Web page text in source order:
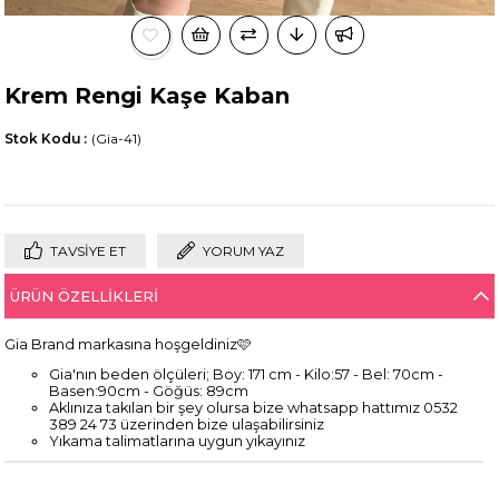
Krem Rengi Kaşe Kaban
(Gia-41)
Stok Kodu
TAVSIYE ET YORUM YAZ
ÜRÜN ÖZELLIKLERI
Gia Brand markasına hoşgeldiniz🩷
Gia'nın beden ölçüleri; Boy: 171 cm - Kilo:57 - Bel: 70cm -
Basen:90cm - Göğüs: 89cm
Aklınıza takılan bir şey olursa bize whatsapp hattımız 0532
389 24 73 üzerinden bize ulaşabilirsiniz
Yıkama talimatlarına uygun yıkayınız